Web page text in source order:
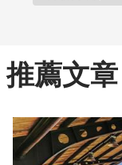
推薦文章